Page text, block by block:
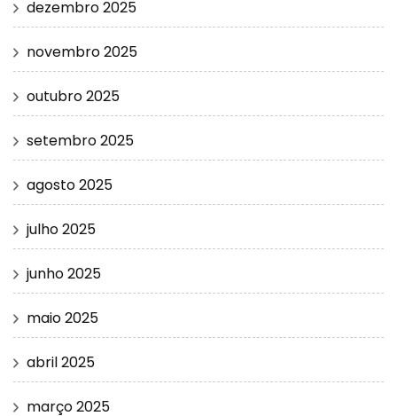
dezembro 2025
novembro 2025
outubro 2025
setembro 2025
agosto 2025
julho 2025
junho 2025
maio 2025
abril 2025
março 2025